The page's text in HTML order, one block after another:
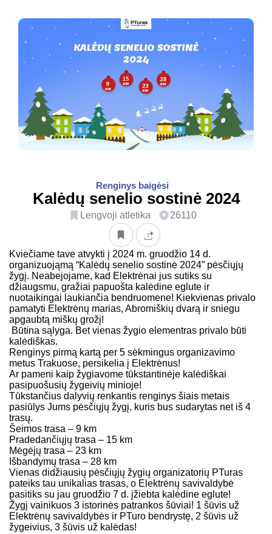
Renginys baigėsi
Kalėdų senelio sostinė 2024
Lengvoji atletika 26110
Kviečiame tave atvykti į 2024 m. gruodžio 14 d.
organizuojąmą “Kalėdų senelio sostinė 2024” pėsčiųjų
žygį. Neabejojame, kad Elektrėnai jus sutiks su
džiaugsmu, gražiai papuošta kalėdine eglute ir
nuotaikingai laukiančia bendruomene! Kiekvienas privalo
pamatyti Elektrėnų marias, Abromiškių dvarą ir sniegu
apgaubtą miškų grožį!
Būtina sąlyga. Bet vienas žygio elementras privalo būti
kalėdiškas.
Renginys pirmą kartą per 5 sėkmingus organizavimo
metus Trakuose, persikelia į Elektrėnus!
Ar pameni kaip žygiavome tūkstantinėje kalėdiškai
pasipuošusių žygeivių minioje!
Tūkstančius dalyvių renkantis renginys šiais metais
pasiūlys Jums pėsčiųjų žygį, kuris bus sudarytas net iš 4
trasų.
Šeimos trasa – 9 km
Pradedančiųjų trasa – 15 km
Mėgėjų trasa – 23 km
Išbandymų trasa – 28 km
Vienas didžiausių pėsčiųjų žygių organizatorių PTuras
pateiks tau unikalias trasas, o Elektrėnų savivaldybė
pasitiks su jau gruodžio 7 d. įžiebta kalėdine eglute!
Žygį vainikuos 3 istorinės patrankos šūviai! 1 šūvis už
Elektrėnų savivaldybės ir PTuro bendrystę, 2 šūvis už
žygeivius, 3 šūvis už kalėdas!